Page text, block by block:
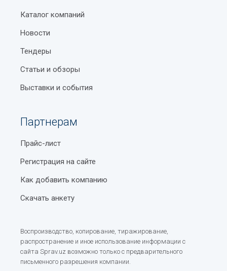
Каталог компаний
Новости
Тендеры
Статьи и обзоры
Выставки и события
Партнерам
Прайс-лист
Регистрация на сайте
Как добавить компанию
Скачать анкету
Воспроизводство, копирование, тиражирование,
распространение и иное использование информации с
сайта Sprav.uz возможно только с предварительного
письменного разрешения компании.